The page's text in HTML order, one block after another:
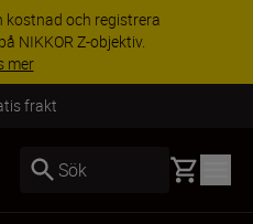
| Få 15 % rabatt på
din utrustning i
nu
Sök Basket